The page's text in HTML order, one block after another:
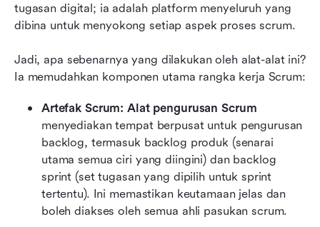
tugasan digital; ia adalah platform menyeluruh yang
dibina untuk menyokong setiap aspek proses scrum.
Jadi, apa sebenarnya yang dilakukan oleh alat-alat ini?
Ia memudahkan komponen utama rangka kerja Scrum:
Artefak Scrum: Alat pengurusan Scrum
menyediakan tempat berpusat untuk pengurusan
backlog, termasuk backlog produk (senarai
utama semua ciri yang diingini) dan backlog
sprint (set tugasan yang dipilih untuk sprint
tertentu). Ini memastikan keutamaan jelas dan
boleh diakses oleh semua ahli pasukan scrum.